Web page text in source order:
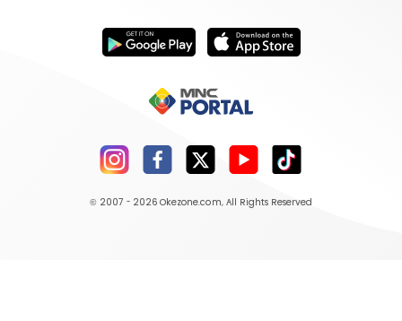
© 2007 - 2026 Okezone.com, All Rights Reserved